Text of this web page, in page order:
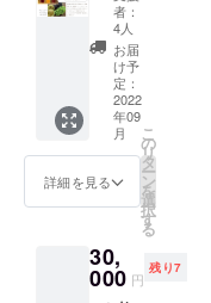
ん。 ※
原材料
に含ま
れるア
レルゲ
ン：も
（桃、
黄桃の
み）
お届け
する新
潟フ
ルーツ
シロッ
プはサ
ンプル
段階の
ものに
なりま
質は保
証いた
します
ルーツ
シロッ
プ（仮
名称）
お任せ
サンプ
（300g
入り）
５本
セット
・フ
童夢
「秋の
フルー
者：
4人
お届
け予
定：
2022
年09
月
詳細を見る
こ
の
リ
タ
ー
ン
を
選
択
す
る
30,
000 円
残り7